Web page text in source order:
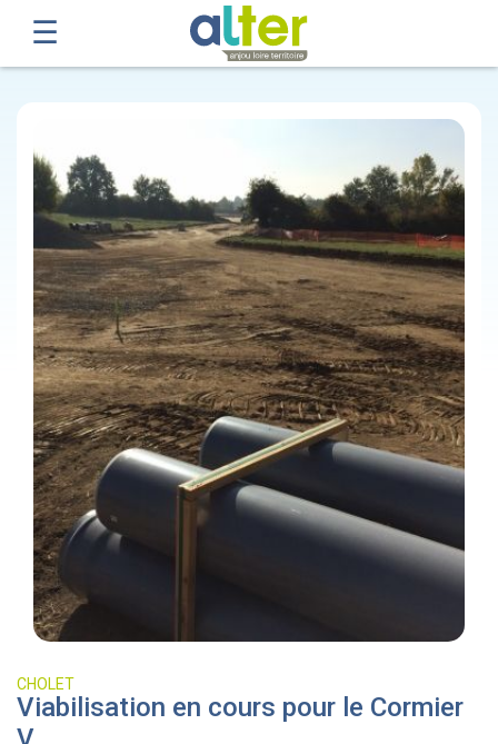
CHOLET
Viabilisation en cours pour le Cormier